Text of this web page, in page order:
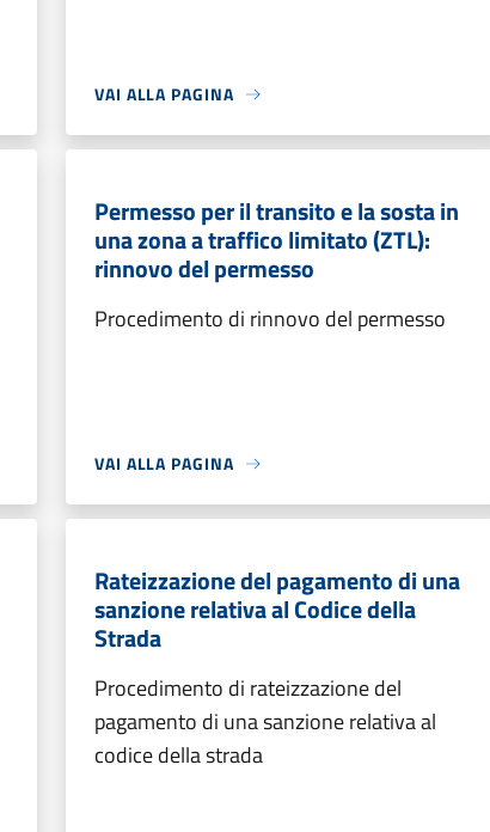
VAI ALLA PAGINA
Permesso per il transito e la sosta in
una zona a traffico limitato (ZTL):
rinnovo del permesso
Procedimento di rinnovo del permesso
VAI ALLA PAGINA
Rateizzazione del pagamento di una
sanzione relativa al Codice della
Strada
Procedimento di rateizzazione del
pagamento di una sanzione relativa al
codice della strada